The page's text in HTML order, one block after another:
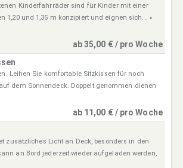
Kinderfahrräder sind für Kinder mit einer
1,20 und 1,35 m konzipiert und eignen sich... »
ab 35,00 € / pro Woche
Leihen Sie komfortable Sitzkissen für noch
dem Sonnendeck. Doppelt genommen dienen
ab 11,00 € / pro Woche
zusätzliches Licht an Deck, besonders in den
an Bord jederzeit wieder aufgeladen werden,